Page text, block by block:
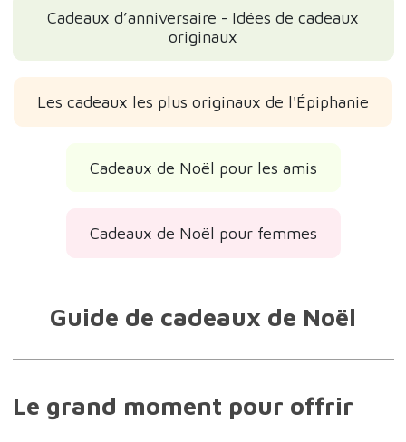
Cadeaux d’anniversaire - Idées de cadeaux
originaux
Les cadeaux les plus originaux de l'Épiphanie
Cadeaux de Noël pour les amis
Cadeaux de Noël pour femmes
Guide de cadeaux de Noël
Le grand moment pour offrir